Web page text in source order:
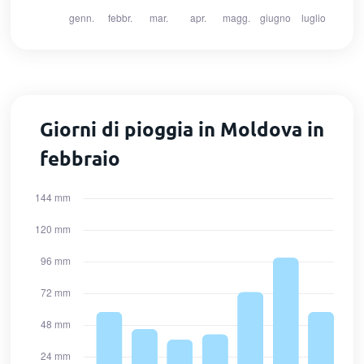
Giorni di pioggia in Moldova in
febbraio